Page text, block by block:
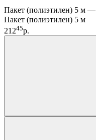
Пакет (полиэтилен) 5 м —
Пакет (полиэтилен) 5 м
21245р.